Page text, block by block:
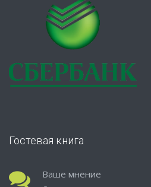
Гостевая книга
Ваше мнение